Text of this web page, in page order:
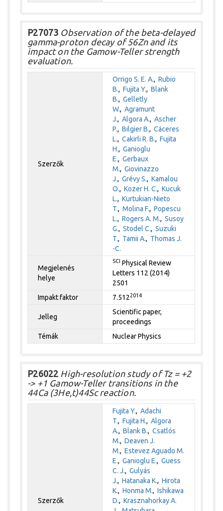
P27073 Observation of the beta-delayed
gamma-proton decay of 56Zn and its
impact on the Gamow-Teller strength
evaluation.
Szerzők
Orrigo S. E. A.,Rubio
B.,Fujita Y.,Blank
B.,Gelletly
W.,Agramunt
J.,Algora A.,Ascher
P.,Bilgier B.,Cáceres
L.,Cakirli R. B.,Fujita
H.,Ganioglu
E.,Gerbaux
M.,Giovinazzo
J.,Grévy S.,Kamalou
O.,Kozer H. C.,Kucuk
L.,Kurtukian-Nieto
T.,Molina F.,Popescu
L.,Rogers A. M.,Susoy
G.,Stodel C.,Suzuki
T., Tamii A., Thomas J.
-C.
Megjelenés
helye
SCI Physical Review
Letters 112 (2014)
2501
Impakt faktor
7.5122014
Jelleg
Scientific paper,
proceedings
Témák
Nuclear Physics
P26022 High-resolution study of Tz = +2
-> +1 Gamow-Teller transitions in the
44Ca (3He,t)44Sc reaction.
Szerzők
Fujita Y.,Adachi
T.,Fujita H.,Algora
A.,Blank B.,Csatlós
M.,Deaven J.
M.,Estevez Aguado M.
E.,Ganioglu E.,Guess
C. J.,Gulyás
J.,Hatanaka K.,Hirota
K.,Honma M.,Ishikawa
D.,Krasznahorkay A.